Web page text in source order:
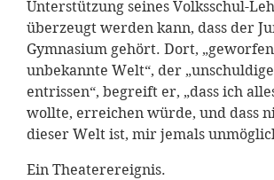
Unterstützung seines Volksschul-
überzeugt werden kann, dass der
Gymnasium gehört. Dort,
unbekannte Welt“, der
entrissen“, begreift er, „dass ich
wollte, erreichen würde, und dass
dieser Welt ist, mir jemals
Ein Theaterereignis.